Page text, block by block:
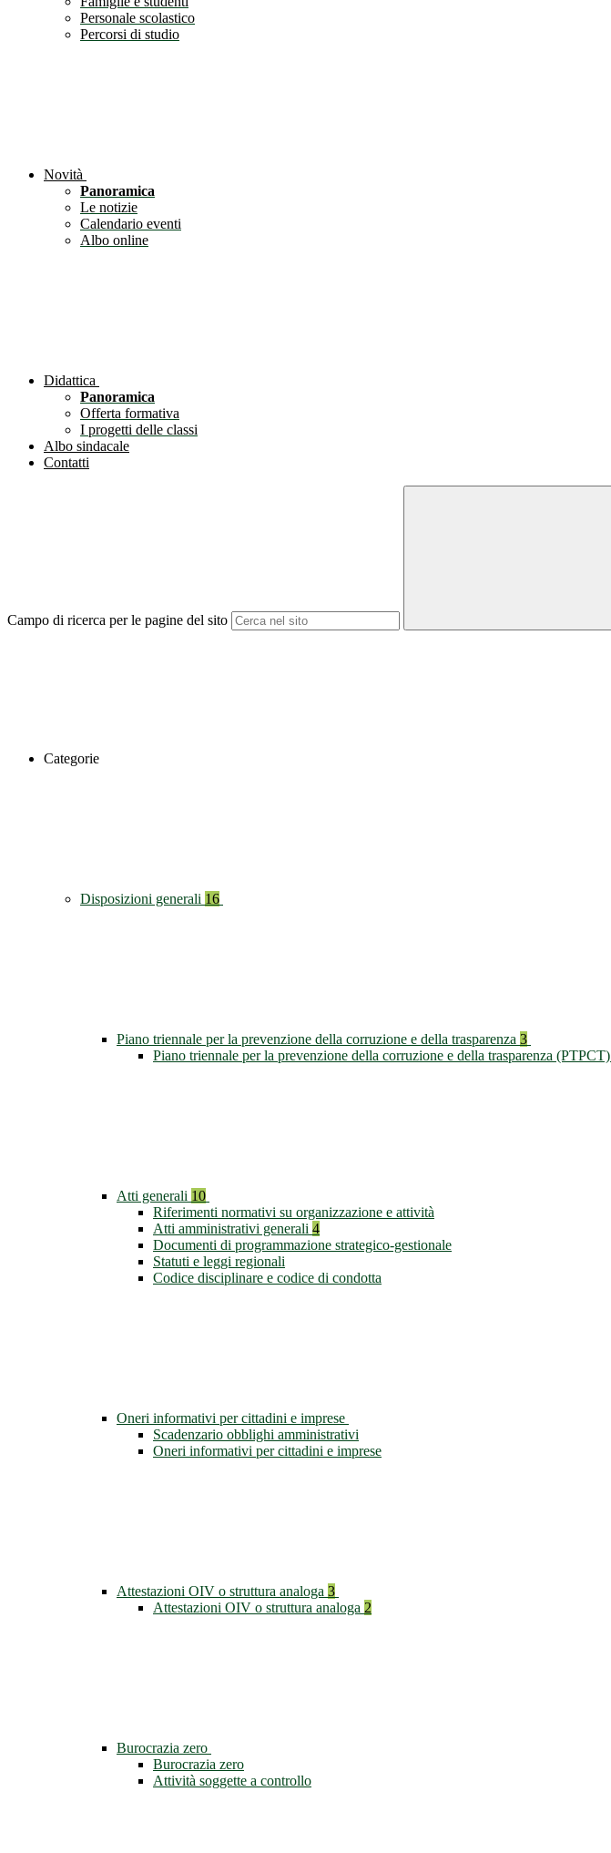
Personale scolastico
Percorsi di studio
Novità
Panoramica
Le notizie
Calendario eventi
Albo online
Didattica
Panoramica
Offerta formativa
I progetti delle classi
Albo sindacale
Contatti
Campo di ricerca per le pagine del sito
Categorie
Disposizioni generali 16
Piano triennale per la prevenzione della corruzione e della trasparenza 3
Piano triennale per la prevenzione della corruzione e della trasparenza (PTPCT)
Atti generali 10
Riferimenti normativi su organizzazione e attività
Atti amministrativi generali 4
Documenti di programmazione strategico-gestionale
Statuti e leggi regionali
Codice disciplinare e codice di condotta
Oneri informativi per cittadini e imprese
Scadenzario obblighi amministrativi
Oneri informativi per cittadini e imprese
Attestazioni OIV o struttura analoga 3
Attestazioni OIV o struttura analoga 2
Burocrazia zero
Burocrazia zero
Attività soggette a controllo